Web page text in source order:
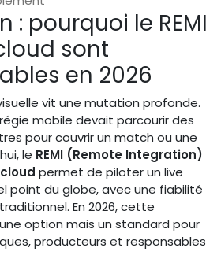
: pourquoi le REMI
sont
en 2026
vit une mutation profonde.
mobile devait parcourir des
pour couvrir un match ou une
le REMI (Remote Integration)
permet de piloter un live
point du globe, avec une fiabilité
En 2026, cette
option mais un standard pour
producteurs et responsables